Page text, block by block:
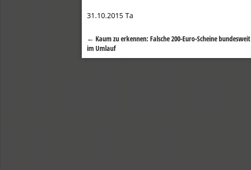
31.10.2015 Ta
Beitragsnavigation
← Kaum zu erkennen: Falsche 200-Euro-Scheine bundesweit
im Umlauf